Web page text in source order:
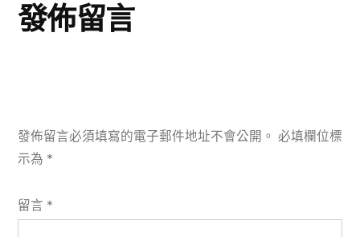
發佈留言
發佈留言必須填寫的電子郵件地址不會公開。 必填欄位標
示為 *
留言 *